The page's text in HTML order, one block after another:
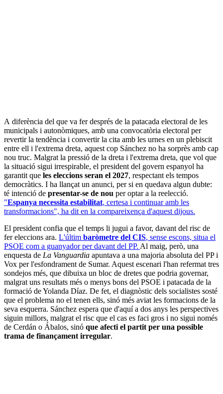
A diferència del que va fer després de la patacada electoral de les
municipals i autonòmiques, amb una convocatòria electoral per
revertir la tendència i convertir la cita amb les urnes en un plebiscit
entre ell i l'extrema dreta, aquest cop Sánchez no ha sorprès amb cap
nou truc. Malgrat la pressió de la dreta i l'extrema dreta, que vol que
la situació sigui irrespirable, el president del govern espanyol ha
garantit que les eleccions seran el 2027, respectant els tempos
democràtics. I ha llançat un anunci, per si en quedava algun dubte:
té intenció de presentar-se de nou per optar a la reelecció.
"Espanya necessita estabilitat, certesa i continuar amb les
transformacions", ha dit en la compareixença d'aquest dijous.
El president confia que el temps li jugui a favor, davant del risc de
fer eleccions ara. L'últim baròmetre del CIS, sense escons, situa el
PSOE com a guanyador per davant del PP. Al maig, però, una
enquesta de La Vanguardia apuntava a una majoria absoluta del PP i
Vox per l'esfondrament de Sumar. Aquest escenari l'han refermat tres
sondejos més, que dibuixa un bloc de dretes que podria governar,
malgrat uns resultats més o menys bons del PSOE i patacada de la
formació de Yolanda Díaz. De fet, el diagnòstic dels socialistes sosté
que el problema no el tenen ells, sinó més aviat les formacions de la
seva esquerra. Sánchez espera que d'aquí a dos anys les perspectives
siguin millors, malgrat el risc que el cas es faci gros i no sigui només
de Cerdán o Ábalos, sinó que afecti el partit per una possible
trama de finançament irregular.